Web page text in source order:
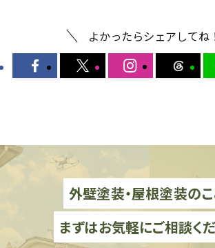
よかったらシェアしてね
外壁塗装・屋根塗装のこ
まずはお気軽にご相談くだ